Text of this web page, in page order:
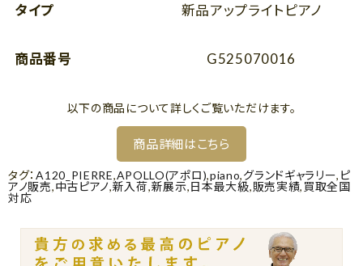
タイプ
新品アップライトピアノ
商品番号 G525070016
以下の商品について詳しくご覧いただけます。
商品詳細はこちら
タグ：A120_PIERRE,APOLLO(アポロ),piano,グランドギャラリー, ピ
アノ販売,中古ピアノ,新入荷,新展示,日本最大級,販売実績, 買取全国
対応